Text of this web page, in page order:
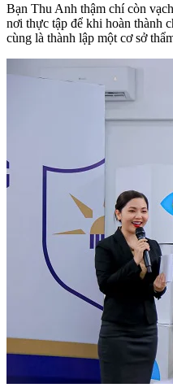
Bạn Thu Anh thậm chí còn
nơi thực tập để khi hoàn thành
cùng là thành lập một cơ sở